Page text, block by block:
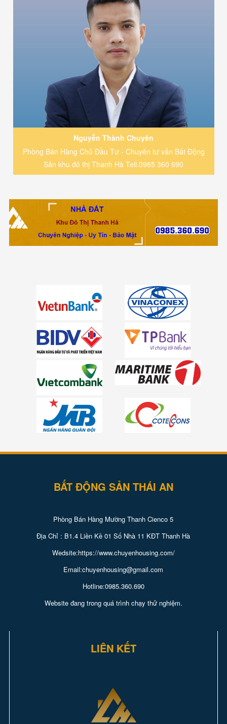
Nguyễn Thành Chuyên
Phòng Bán Hàng Chủ Đầu Tư - Chuyên tư vấn Bất Động
Sản khu đô thị Thanh Hà Tell.0985 360 690
BẤT ĐỘNG SẢN THÁI AN
Phòng Bán Hàng Mường Thanh Cienco 5
Địa Chỉ : B1.4 Liền Kề 01 Số Nhà 11 KĐT Thanh Hà
Wedsite:https://www.chuyenhousing.com/
Email:chuyenhousing@gmail.com
Hotline:0985.360.690
Website đang trong quá trình chạy thử nghiệm.
LIÊN KẾT